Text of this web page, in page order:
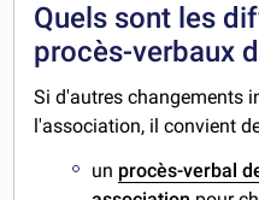
Quels sont les
procès-verbaux
Si d'autres changements
l'association, il convient
un procès-verbal